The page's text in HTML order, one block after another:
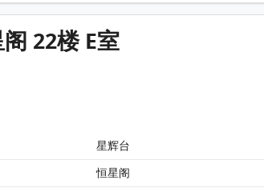
太古城 星辉台 恒星阁 22楼 E室 平面图
22楼 E室
星辉台
恒星阁